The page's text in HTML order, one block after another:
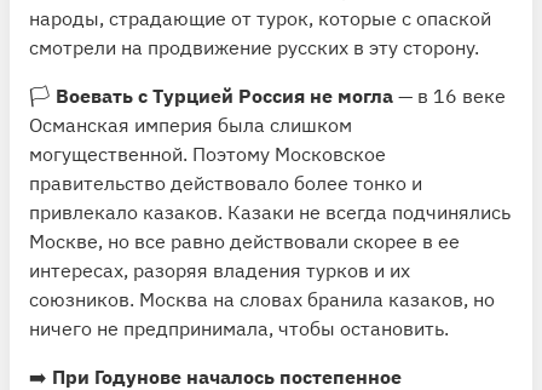
народы, страдающие от турок, которые с опаской
смотрели на продвижение русских в эту сторону.
🏳️ Воевать с Турцией Россия не могла — в 16 веке
Османская империя была слишком
могущественной. Поэтому Московское
правительство действовало более тонко и
привлекало казаков. Казаки не всегда подчинялись
Москве, но все равно действовали скорее в ее
интересах, разоряя владения турков и их
союзников. Москва на словах бранила казаков, но
ничего не предпринимала, чтобы остановить.
➡️ При Годунове началось постепенное